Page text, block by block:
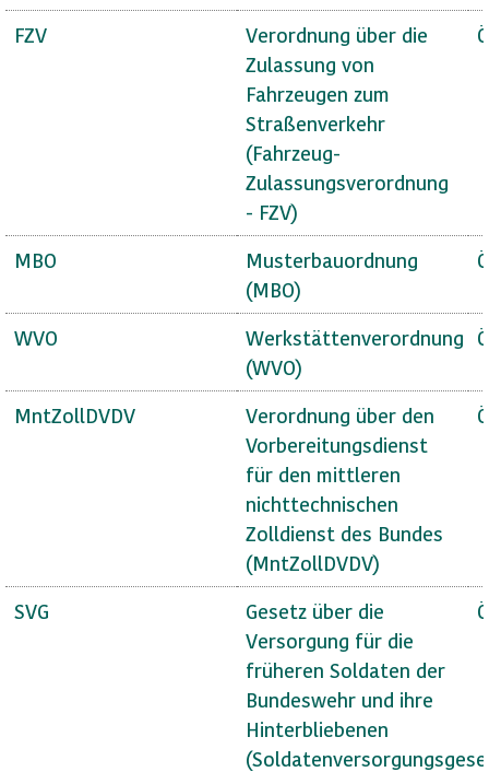
FZV
Verordnung über die
Zulassung von
Fahrzeugen zum
Straßenverkehr
(Fahrzeug-
Zulassungsverordnung
- FZV)
MBO
Musterbauordnung
(MBO)
WVO
Werkstättenverordnung
(WVO)
MntZollDVDV
Verordnung über den
Vorbereitungsdienst
für den mittleren
nichttechnischen
Zolldienst des Bundes
(MntZollDVDV)
SVG
Gesetz über die
Versorgung für die
früheren Soldaten der
Bundeswehr und ihre
Hinterbliebenen